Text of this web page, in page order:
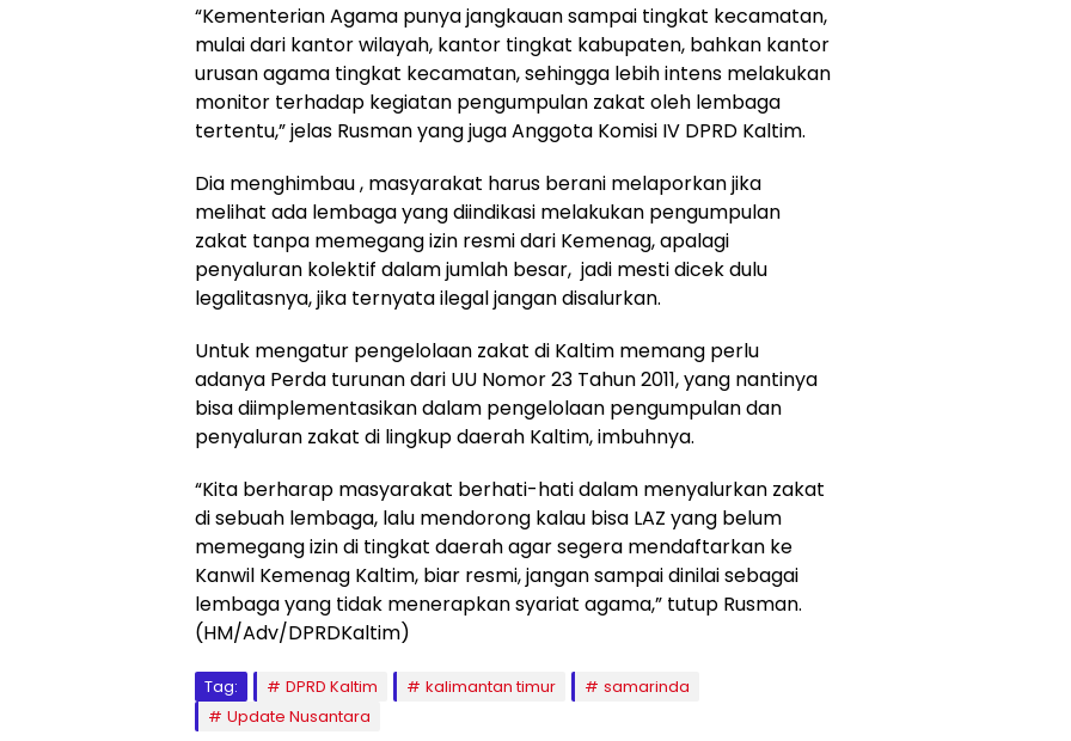
“Kementerian Agama punya jangkauan sampai tingkat kecamatan,
mulai dari kantor wilayah, kantor tingkat kabupaten, bahkan kantor
urusan agama tingkat kecamatan, sehingga lebih intens melakukan
monitor terhadap kegiatan pengumpulan zakat oleh lembaga
tertentu,” jelas Rusman yang juga Anggota Komisi IV DPRD Kaltim.
Dia menghimbau , masyarakat harus berani melaporkan jika
melihat ada lembaga yang diindikasi melakukan pengumpulan
zakat tanpa memegang izin resmi dari Kemenag, apalagi
penyaluran kolektif dalam jumlah besar, jadi mesti dicek dulu
legalitasnya, jika ternyata ilegal jangan disalurkan.
Untuk mengatur pengelolaan zakat di Kaltim memang perlu
adanya Perda turunan dari UU Nomor 23 Tahun 2011, yang nantinya
bisa diimplementasikan dalam pengelolaan pengumpulan dan
penyaluran zakat di lingkup daerah Kaltim, imbuhnya.
“Kita berharap masyarakat berhati-hati dalam menyalurkan zakat
di sebuah lembaga, lalu mendorong kalau bisa LAZ yang belum
memegang izin di tingkat daerah agar segera mendaftarkan ke
Kanwil Kemenag Kaltim, biar resmi, jangan sampai dinilai sebagai
lembaga yang tidak menerapkan syariat agama,” tutup Rusman.
(HM/Adv/DPRDKaltim)
Tag: DPRD Kaltim kalimantan timur
samarinda
Update Nusantara